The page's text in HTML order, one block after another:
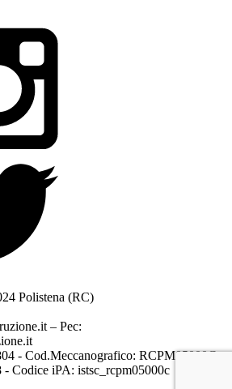
Polistena (RC)
– Pec:
- Cod.Meccanografico: RCPM05000C
Codice iPA: istsc_rcpm05000c